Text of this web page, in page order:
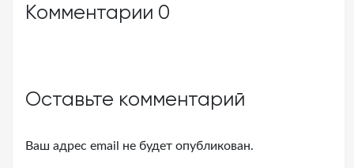
Комментарии 0
Оставьте комментарий
Ваш адрес email не будет опубликован.